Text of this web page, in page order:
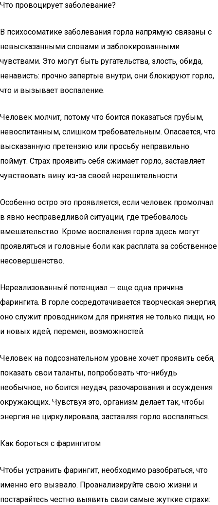
Что провоцирует заболевание?
В психосоматике заболевания горла напрямую связаны с
невысказанными словами и заблокированными
чувствами. Это могут быть ругательства, злость, обида,
ненависть: прочно запертые внутри, они блокируют горло,
что и вызывает воспаление.
Человек молчит, потому что боится показаться грубым,
невоспитанным, слишком требовательным. Опасается, что
высказанную претензию или просьбу неправильно
поймут. Страх проявить себя сжимает горло, заставляет
чувствовать вину из-за своей нерешительности.
Особенно остро это проявляется, если человек промолчал
в явно несправедливой ситуации, где требовалось
вмешательство. Кроме воспаления горла здесь могут
проявляться и головные боли как расплата за собственное
несовершенство.
Нереализованный потенциал — еще одна причина
фарингита. В горле сосредотачивается творческая энергия,
оно служит проводником для принятия не только пищи, но
и новых идей, перемен, возможностей.
Человек на подсознательном уровне хочет проявить себя,
показать свои таланты, попробовать что-нибудь
необычное, но боится неудач, разочарования и осуждения
окружающих. Чувствуя это, организм делает так, чтобы
энергия не циркулировала, заставляя горло воспаляться.
Как бороться с фарингитом
Чтобы устранить фарингит, необходимо разобраться, что
именно его вызвало. Проанализируйте свою жизни и
постарайтесь честно выявить свои самые жуткие страхи: